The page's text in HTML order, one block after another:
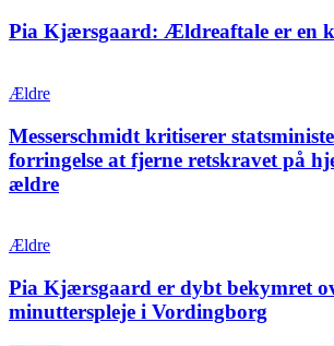
Pia Kjærsgaard: Ældreaftale er en
Ældre
Messerschmidt kritiserer
forringelse at fjerne retskravet på
ældre
Ældre
Pia Kjærsgaard er dybt bekymret
minutterspleje i Vordingborg